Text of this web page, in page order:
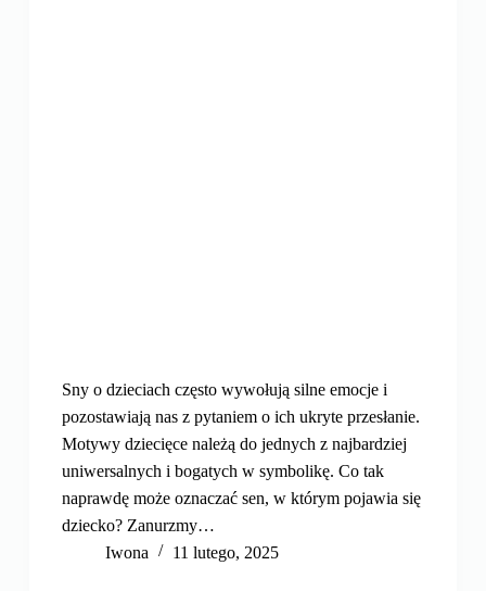
Sny o dzieciach często wywołują silne emocje i
pozostawiają nas z pytaniem o ich ukryte przesłanie.
Motywy dziecięce należą do jednych z najbardziej
uniwersalnych i bogatych w symbolikę. Co tak
naprawdę może oznaczać sen, w którym pojawia się
dziecko? Zanurzmy…
Iwona
11 lutego, 2025